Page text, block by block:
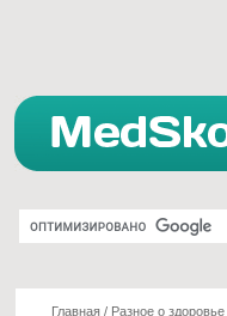
Главная / Разное о здоровье